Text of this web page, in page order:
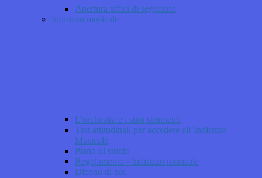
Apertura uffici di segreteria
Indirizzo musicale
L'orchestra e i suoi strumenti
Test attitudinali per accedere all’Indirizzo
Musicale
Piano di studio
Regolamento - Indirizzo musicale
Dicono di noi